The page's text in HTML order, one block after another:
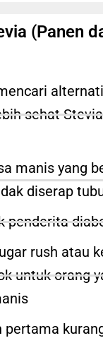
(Panen
sehat
manis yang
diserap
penderita
rush atau
untuk orang
pertama